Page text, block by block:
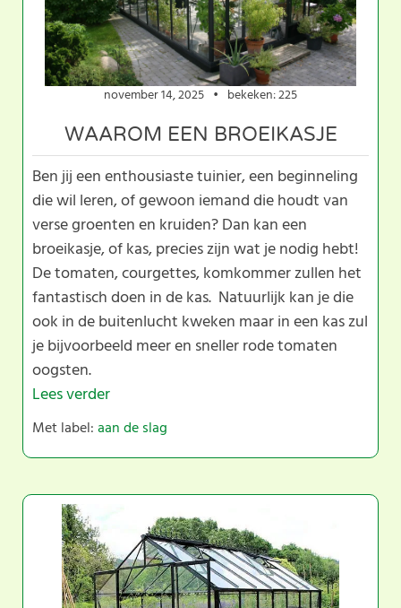
november 14, 2025 bekeken: 225
WAAROM EEN BROEIKASJE
Ben jij een enthousiaste tuinier, een beginneling
die wil leren, of gewoon iemand die houdt van
verse groenten en kruiden? Dan kan een
broeikasje, of kas, precies zijn wat je nodig hebt!
De tomaten, courgettes, komkommer zullen het
fantastisch doen in de kas. Natuurlijk kan je die
ook in de buitenlucht kweken maar in een kas zul
je bijvoorbeeld meer en sneller rode tomaten
oogsten.
Lees verder
Met label:aan de slag